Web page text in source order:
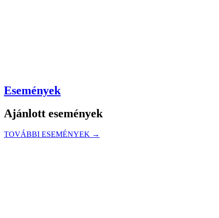
Események
Ajánlott események
TOVÁBBI ESEMÉNYEK →